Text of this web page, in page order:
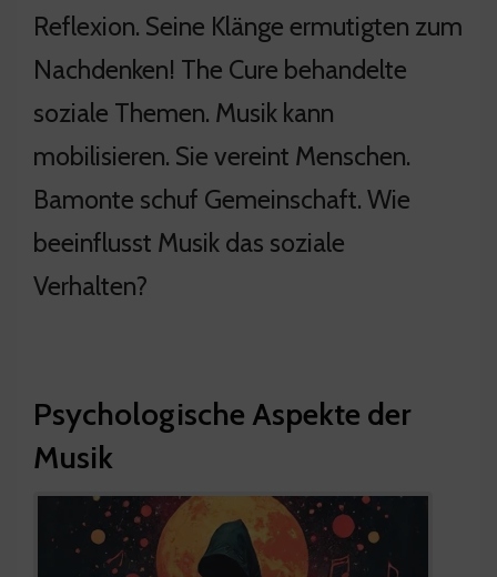
Reflexion. Seine Klänge ermutigten zum
Nachdenken! The Cure behandelte
soziale Themen. Musik kann
mobilisieren. Sie vereint Menschen.
Bamonte schuf Gemeinschaft. Wie
beeinflusst Musik das soziale
Verhalten?
Psychologische Aspekte der
Musik